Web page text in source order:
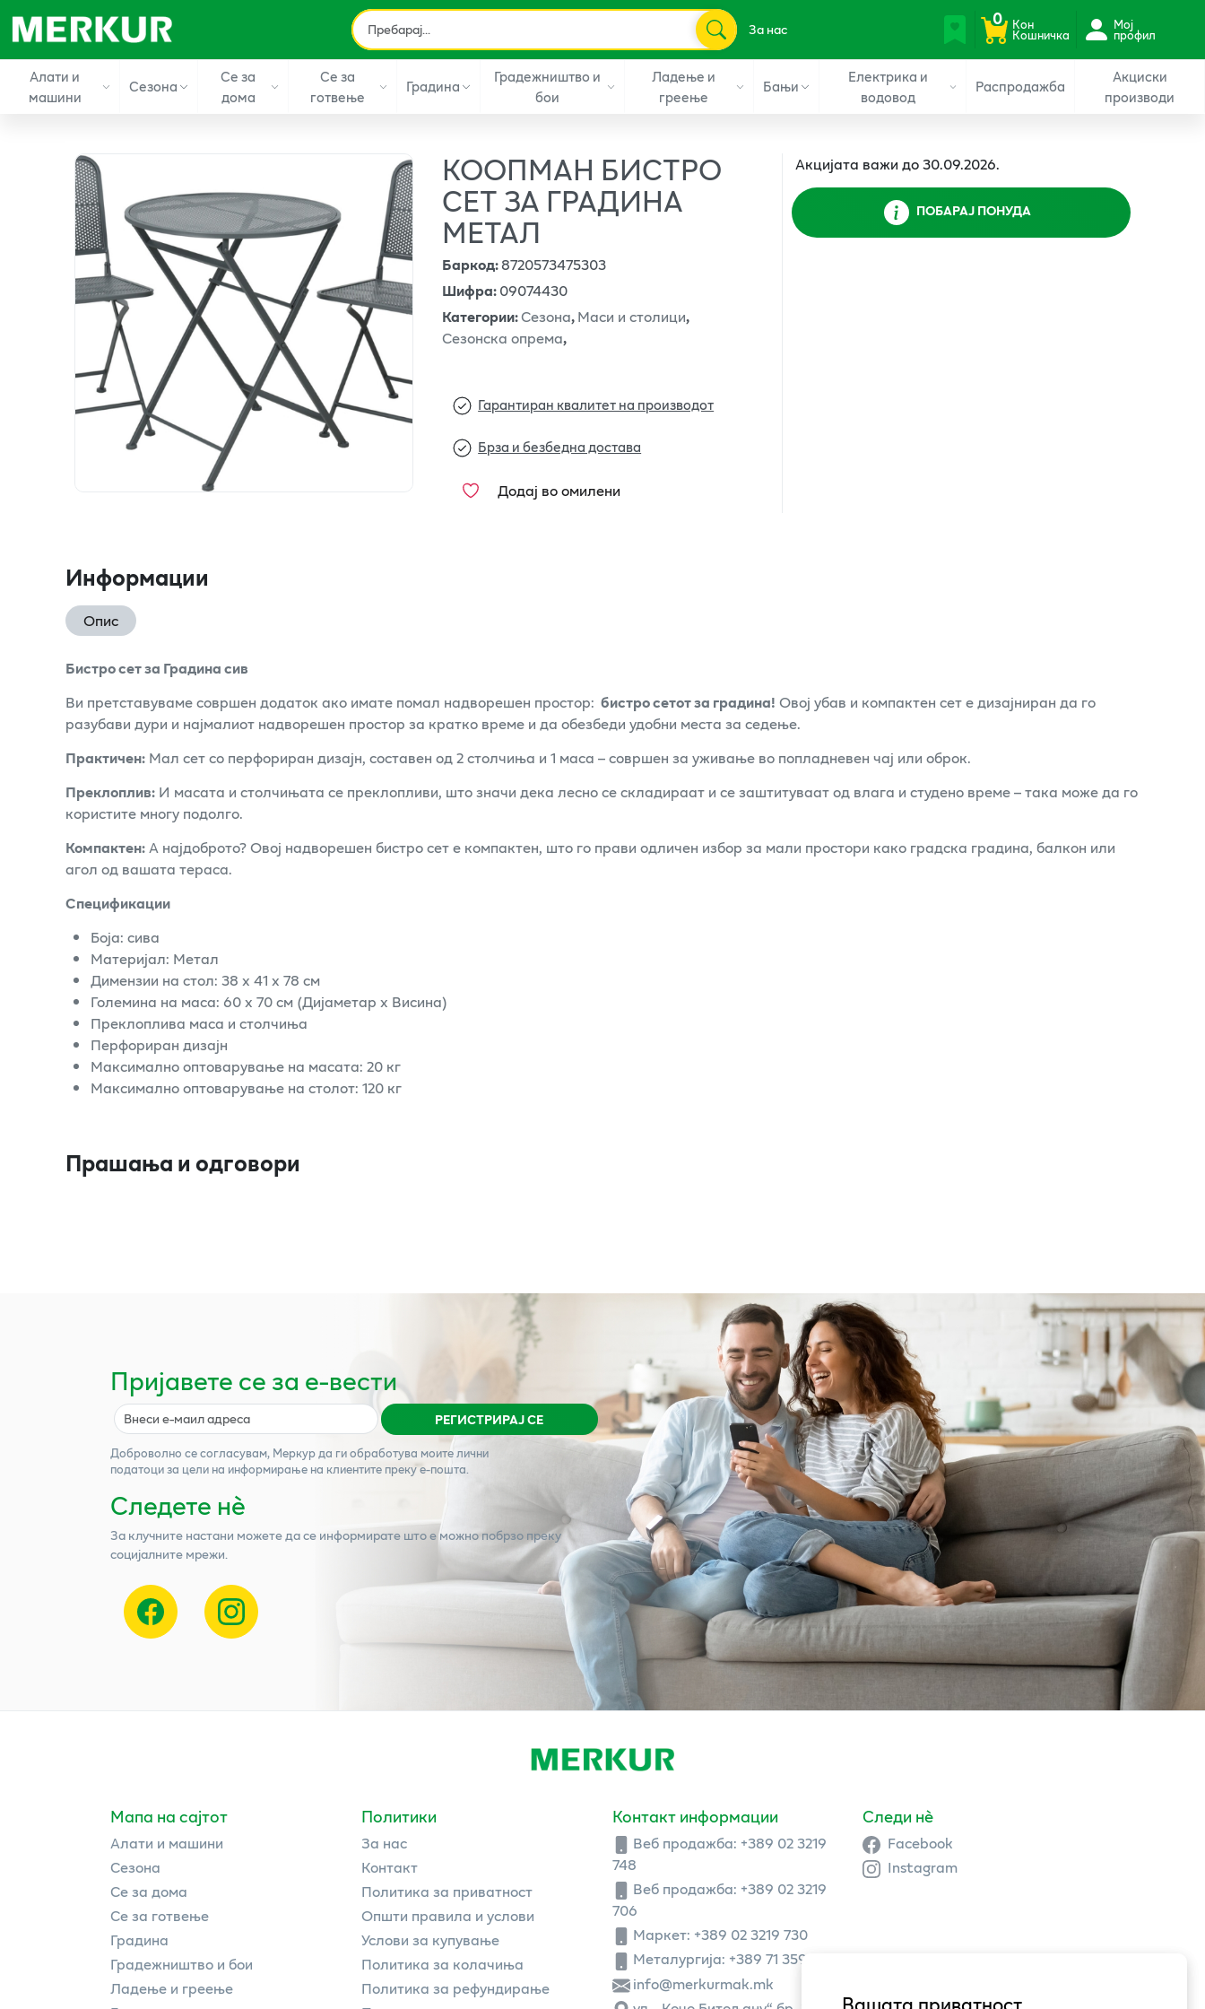
За нас 0 Кон
Кошничка
Мој
профил
Алати и
машини
Сезона
Се за
дома
Се за
готвење
Градина
Градежништво и
бои
Ладење и
греење
Бањи
Електрика и
водовод
Распродажба
Акциски
производи
КООПМАН БИСТРО
СЕТ ЗА ГРАДИНА
МЕТАЛ
Баркод:8720573475303
Шифра:09074430
Категории:Сезона,Маси и столици,
Сезонска опрема,
Гарантиран квалитет на производот
Брза и безбедна достава
Додај во омилени
Акцијата важи до 30.09.2026.
ПОБАРАЈ ПОНУДА
Информации
Опис
Бистро сет за Градина сив
Ви претставуваме совршен додаток ако имате помал надворешен простор: бистро сетот за градина! Овој убав и компактен сет е дизајниран да го
разубави дури и најмалиот надворешен простор за кратко време и да обезбеди удобни места за седење.
Практичен:Мал сет со перфориран дизајн, составен од 2 столчиња и 1 маса – совршен за уживање во попладневен чај или оброк.
Преклоплив:И масата и столчињата се преклопливи, што значи дека лесно се складираат и се заштитуваат од влага и студено време – така може да го
користите многу подолго.
Компактен:А најдоброто? Овој надворешен бистро сет е компактен, што го прави одличен избор за мали простори како градска градина, балкон или
агол од вашата тераса.
Спецификации
Боја: сива
Материјал: Метал
Димензии на стол: 38 x 41 x 78 см
Големина на маса: 60 x 70 см (Дијаметар x Висина)
Преклоплива маса и столчиња
Перфориран дизајн
Максимално оптоварување на масата: 20 кг
Максимално оптоварување на столот: 120 кг
Прашања и одговори
Пријавете се за е-вести
РЕГИСТРИРАЈ СЕ
Доброволно се согласувам, Меркурда ги обработува моите лични
податоци за цели на информирање на клиентите преку е-пошта.
Следете нѐ
За клучните настани можете да се информирате што е можно побрзо преку
социјалните мрежи.
Мапа на сајтот
Алати и машини
Сезона
Се за дома
Се за готвење
Градина
Градежништво и бои
Ладење и греење
Политики
За нас
Контакт
Политика за приватност
Општи правила и услови
Услови за купување
Политика за колачиња
Политика за рефундирање
Контакт информации
Веб продажба: +389 02 3219
748
Веб продажба: +389 02 3219
706
Маркет: +389 02 3219 730
Металургија: +389 71 359 504
info@merkurmak.mk
Следи нè
Facebook
Instagram